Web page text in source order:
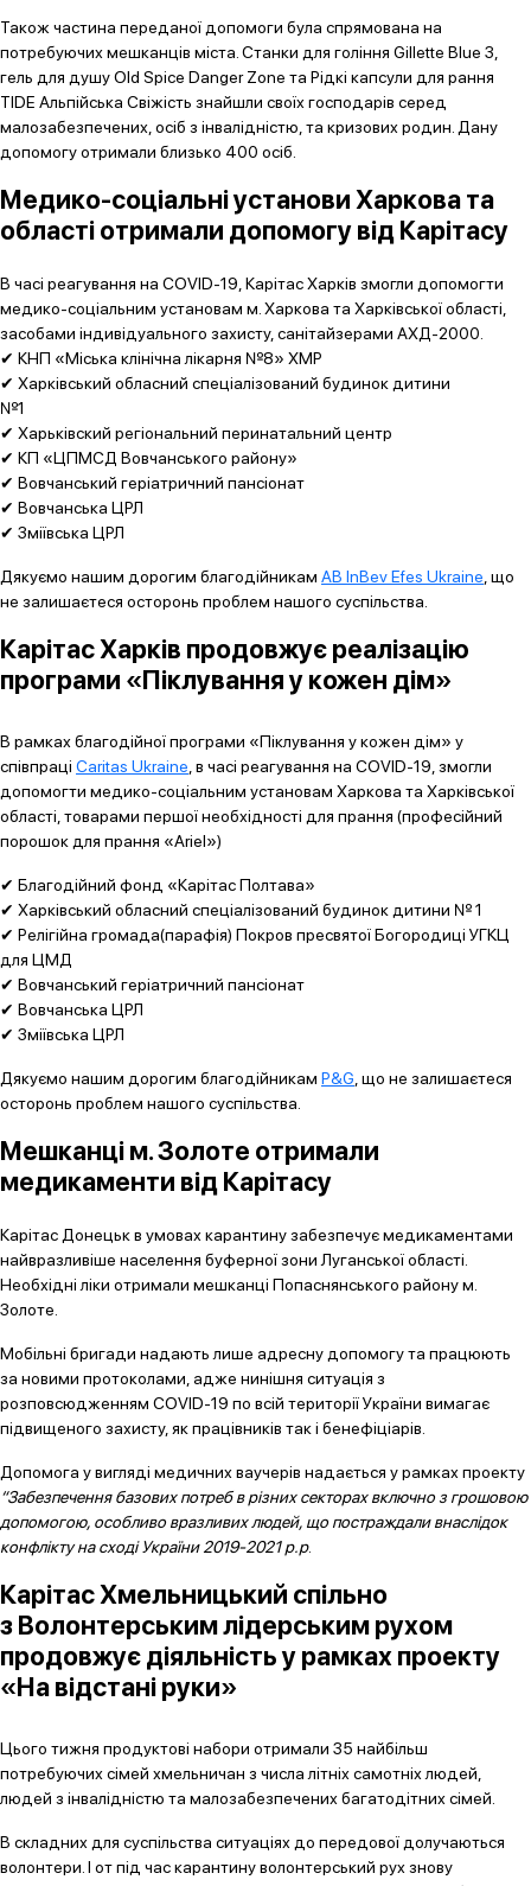
Також частина переданої допомоги була спрямована на
потребуючих мешканців міста. Станки для гоління Gillette Blue 3,
гель для душу Old Spice Danger Zone та Рідкі капсули для рання
TIDE Альпійська Свіжість знайшли своїх господарів серед
малозабезпечених, осіб з інвалідністю, та кризових родин. Дану
допомогу отримали близько 400 осіб.
Медико-соціальні установи Харкова та
області отримали допомогу від Карітасу
В часі реагування на COVID-19, Карітас Харків змогли допомогти
медико-соціальним установам м. Харкова та Харківської області,
засобами індивідуального захисту, санітайзерами АХД-2000.
✔ КНП «Міська клінічна лікарня №8» ХМР
✔ Харківський обласний спеціалізований будинок дитини
№1
✔ Харьківский регіональний перинатальний центр
✔ КП «ЦПМСД Вовчанського району»
✔ Вовчанський геріатричний пансіонат
✔ Вовчанська ЦРЛ
✔ Зміївська ЦРЛ
Дякуємо нашим дорогим благодійникам AB InBev Efes Ukraine , що
не залишаєтеся осторонь проблем нашого суспільства.
Карітас Харків продовжує реалізацію
програми «Піклування у кожен дім»
В рамках благодійної програми «Піклування у кожен дім» у
співпраці Caritas Ukraine , в часі реагування на COVID-19, змогли
допомогти медико-соціальним установам Харкова та Харківської
області, товарами першої необхідності для прання (професійний
порошок для прання «Ariel»)
✔ Благодійний фонд «Карітас Полтава»
✔ Харківський обласний спеціалізований будинок дитини № 1
✔ Релігійна громада(парафія) Покров пресвятої Богородиці УГКЦ
для ЦМД
✔ Вовчанський геріатричний пансіонат
✔ Вовчанська ЦРЛ
✔ Зміївська ЦРЛ
Дякуємо нашим дорогим благодійникам P&G , що не залишаєтеся
осторонь проблем нашого суспільства.
Мешканці м. Золоте отримали
медикаменти від Карітасу
Карітас Донецьк в умовах карантину забезпечує медикаментами
найвразливіше населення буферної зони Луганської області.
Необхідні ліки отримали мешканці Попаснянського району м.
Золоте.
Мобільні бригади надають лише адресну допомогу та працюють
за новими протоколами, адже нинішня ситуація з
розповсюдженням COVID-19 по всій території України вимагає
підвищеного захисту, як працівників так і бенефіціарів.
Допомога у вигляді медичних ваучерів надається у рамках проекту
“Забезпечення базових потреб в різних секторах включно з грошовою
допомогою, особливо вразливих людей, що постраждали внаслідок
конфлікту на сході України 2019-2021 р.р.
Карітас Хмельницький спільно
з Волонтерським лідерським рухом
продовжує діяльність у рамках проекту
«На відстані руки»
Цього тижня продуктові набори отримали 35 найбільш
потребуючих сімей хмельничан з числа літніх самотніх людей,
людей з інвалідністю та малозабезпечених багатодітних сімей.
В складних для суспільства ситуаціях до передової долучаються
волонтери. І от під час карантину волонтерський рух знову